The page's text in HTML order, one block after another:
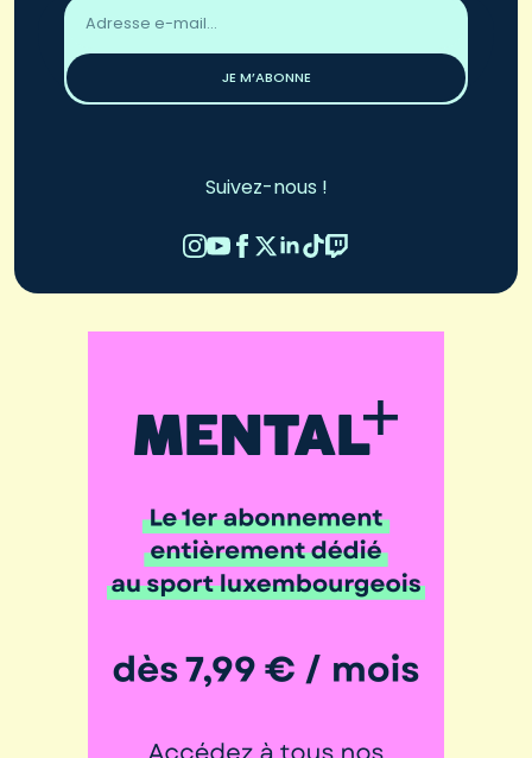
email
JE M’ABONNE
Suivez-nous !